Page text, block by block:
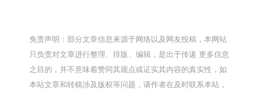
免责声明：部分文章信息来源于网络以及网友投稿，本网站
只负责对文章进行整理、排版、编辑，是出于传递 更多信息
之目的，并不意味着赞同其观点或证实其内容的真实性，如
本站文章和转稿涉及版权等问题，请作者在及时联系本站，